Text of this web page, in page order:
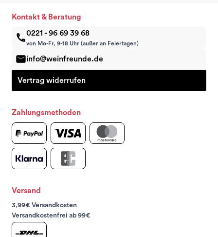
Kontakt & Beratung
0221 - 96 69 39 68
von Mo-Fr, 9-18 Uhr (außer an Feiertagen)
info@weinfreunde.de
Vertrag widerrufen
Zahlungsmethoden
Versand
3,99€ Versandkosten
Versandkostenfrei ab 99€